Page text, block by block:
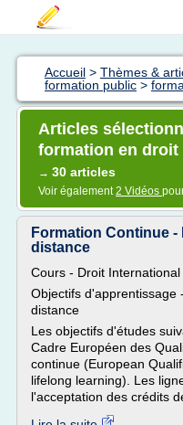
Accueil > Thèmes &
formation public >
Articles
formation en
→ 30 articles
Voir également2 Vidéos
Formation Continue
distance
Cours - Droit
Objectifs d'apprentissage
distance
Les objectifs d'études
Cadre Européen des
continue (European
lifelong learning). Les
l'acceptation des crédits